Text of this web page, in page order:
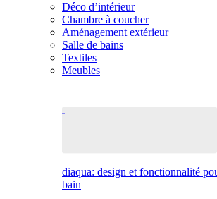
Déco d’intérieur
Chambre à coucher
Aménagement extérieur
Salle de bains
Textiles
Meubles
diaqua: design et fonctionnalité
bain